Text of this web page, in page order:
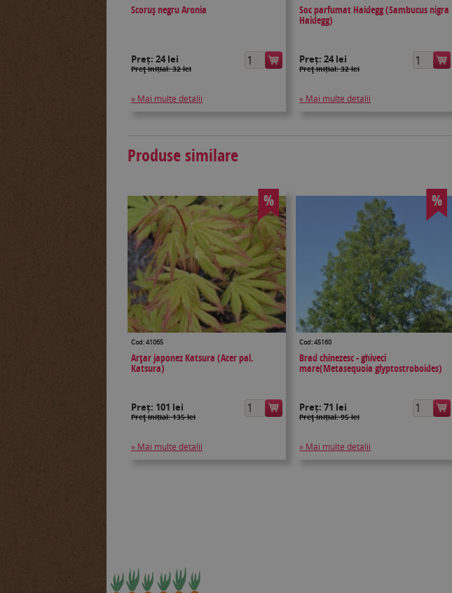
Scoruş negru Aronia
Preț: 24 lei
Preţ inițial: 32 lei
» Mai multe detalii
Soc parfumat Haidegg (Sambucus nigra
Haidegg)
Preț:24 lei
Preţ inițial: 32 lei
» Mai multe detalii
Produse similare
%
Cod: 41065
Arţar japonez Katsura (Acer pal.
Katsura)
Preț: 101 lei
Preţ inițial: 135 lei
» Mai multe detalii
%
Cod: 45160
Brad chinezesc - ghiveci
mare(Metasequoia glyptostroboides)
Preț:71 lei
Preţ inițial: 95 lei
» Mai multe detalii